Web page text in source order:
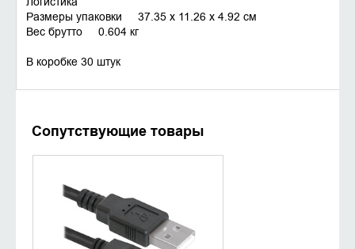
Размеры упаковки 37.35 x 11.26 x 4.92 см
Вес брутто 0.604 кг
В коробке 30 штук
Сопутствующие товары
УТОЧНИТЬ НАЛИЧИЕ